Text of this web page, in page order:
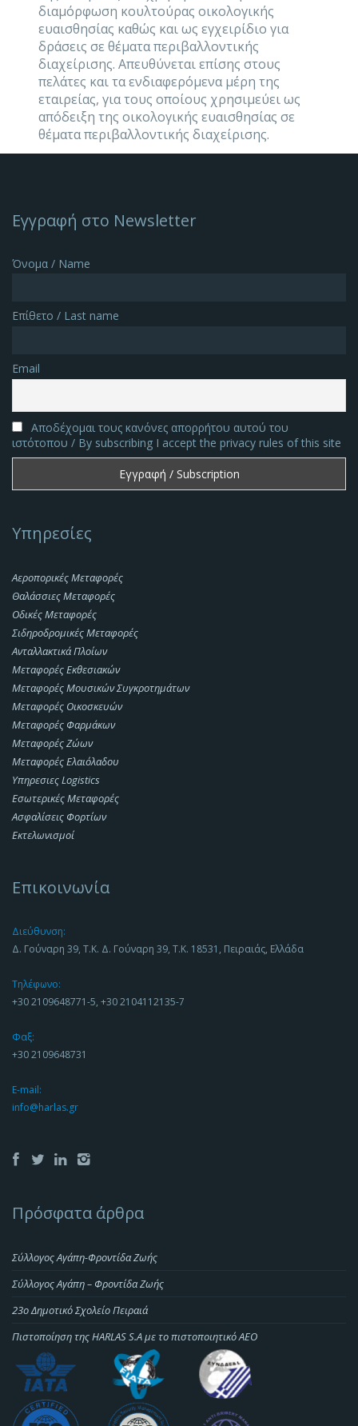
διαμόρφωση κουλτούρας οικολογικής
ευαισθησίας καθώς και ως εγχειρίδιο για
δράσεις σε θέματα περιβαλλοντικής
διαχείρισης. Απευθύνεται επίσης στους
πελάτες και τα ενδιαφερόμενα μέρη της
εταιρείας, για τους οποίους χρησιμεύει ως
απόδειξη της οικολογικής ευαισθησίας σε
θέματα περιβαλλοντικής διαχείρισης.
Εγγραφή στο Newsletter
Όνομα / Name
Επίθετο / Last name
Email
Αποδέχομαι τους κανόνες απορρήτου αυτού του
ιστότοπου / By subscribing I accept the privacy rules of this site
Υπηρεσίες
Αεροπορικές Μεταφορές
Θαλάσσιες Μεταφορές
Οδικές Μεταφορές
Σιδηροδρομικές Μεταφορές
Ανταλλακτικά Πλοίων
Μεταφορές Εκθεσιακών
Μεταφορές Μουσικών Συγκροτημάτων
Μεταφορές Οικοσκευών
Μεταφορές Φαρμάκων
Μεταφορές Ζώων
Μεταφορές Ελαιόλαδου
Υπηρεσιες Logistics
Εσωτερικές Μεταφορές
Ασφαλίσεις Φορτίων
Εκτελωνισμοί
Επικοινωνία
Διεύθυνση:
Δ. Γούναρη 39, Τ.Κ. Δ. Γούναρη 39, Τ.Κ. 18531, Πειραιάς, Ελλάδα
Τηλέφωνο:
+30 2109648771-5, +30 2104112135-7
Φαξ:
+30 2109648731
E-mail:
info@harlas.gr
Πρόσφατα άρθρα
Σύλλογος Αγάπη-Φροντίδα Ζωής
Σύλλογος Αγάπη – Φροντίδα Ζωής
23o Δημοτικό Σχολείο Πειραιά
Πιστοποίηση της HARLAS S.A με το πιστοποιητικό ΑΕΟ